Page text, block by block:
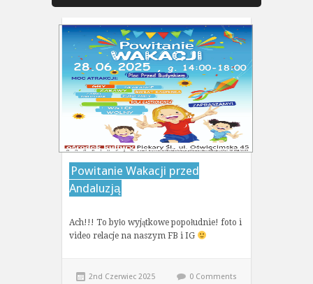
Powitanie Wakacji przed
Andaluzją
Ach!!! To było wyjątkowe popołudnie! foto i
video relacje na naszym FB i IG
2nd Czerwiec 2025 0 Comments